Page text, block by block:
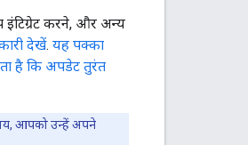
इंटिग्रेट करने, और अन्य
देखें. यह पक्का
है कि अपडेट तुरंत
आपको उन्हें अपने